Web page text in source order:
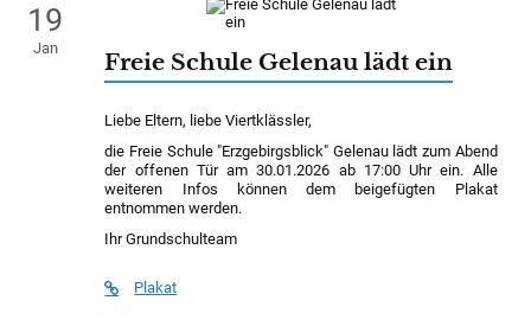
19
Jan
Freie Schule Gelenau lädt ein
Liebe Eltern, liebe Viertklässler,
die Freie Schule "Erzgebirgsblick" Gelenau lädt zum Abend
der offenen Tür am 30.01.2026 ab 17:00 Uhr ein. Alle
weiteren Infos können dem beigefügten Plakat
entnommen werden.
Ihr Grundschulteam
Plakat